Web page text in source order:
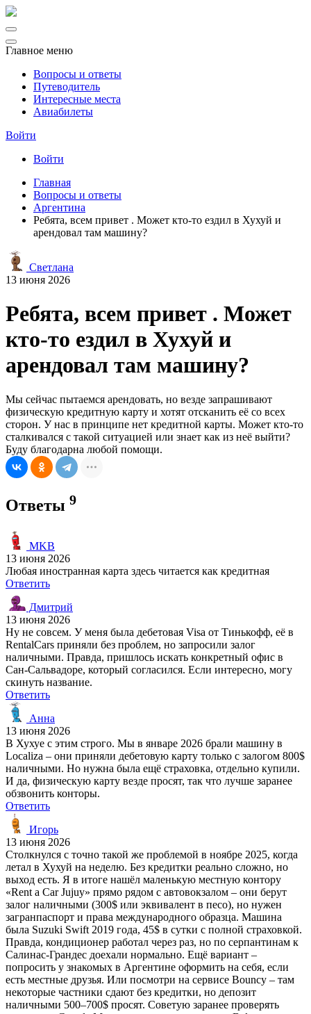
Главное меню
Вопросы и ответы
Путеводитель
Интересные места
Авиабилеты
Войти
Войти
Главная
Вопросы и ответы
Аргентина
Ребята, всем привет . Может кто-то ездил в Хухуй и
арендовал там машину?
Светлана
13 июня 2026
Ребята, всем привет . Может
кто-то ездил в Хухуй и
арендовал там машину?
Мы сейчас пытаемся арендовать, но везде запрашивают
физическую кредитную карту и хотят отсканить её со всех
сторон. У нас в принципе нет кредитной карты. Может кто-то
сталкивался с такой ситуацией или знает как из неё выйти?
Буду благодарна любой помощи.
Ответы 9
MKB
13 июня 2026
Любая иностранная карта здесь читается как кредитная
Ответить
Дмитрий
13 июня 2026
Ну не совсем. У меня была дебетовая Visa от Тинькофф, её в
RentalCars приняли без проблем, но запросили залог
наличными. Правда, пришлось искать конкретный офис в
Сан-Сальвадоре, который согласился. Если интересно, могу
скинуть название.
Ответить
Анна
13 июня 2026
В Хухуе с этим строго. Мы в январе 2026 брали машину в
Localiza – они приняли дебетовую карту только с залогом 800$
наличными. Но нужна была ещё страховка, отдельно купили.
И да, физическую карту везде просят, так что лучше заранее
обзвонить конторы.
Ответить
Игорь
13 июня 2026
Столкнулся с точно такой же проблемой в ноябре 2025, когда
летал в Хухуй на неделю. Без кредитки реально сложно, но
выход есть. Я в итоге нашёл маленькую местную контору
«Rent a Car Jujuy» прямо рядом с автовокзалом – они берут
залог наличными (300$ или эквивалент в песо), но нужен
загранпаспорт и права международного образца. Машина
была Suzuki Swift 2019 года, 45$ в сутки с полной страховкой.
Правда, кондиционер работал через раз, но по серпантинам к
Салинас-Грандес доехали нормально. Ещё вариант –
попросить у знакомых в Аргентине оформить на себя, если
есть местные друзья. Или посмотри на сервисе Bouncy – там
некоторые частники сдают без кредитки, но депозит
наличными 500–700$ просят. Советую заранее проверять